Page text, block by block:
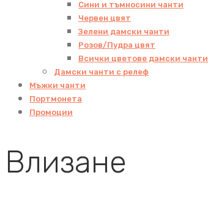
Сини и тъмносини чанти
Червен цвят
Зелени дамски чанти
Розов/Пудра цвят
Всички цветове дамски чанти
Дамски чанти с релеф
Мъжки чанти
Портмонета
Промоции
Влизане